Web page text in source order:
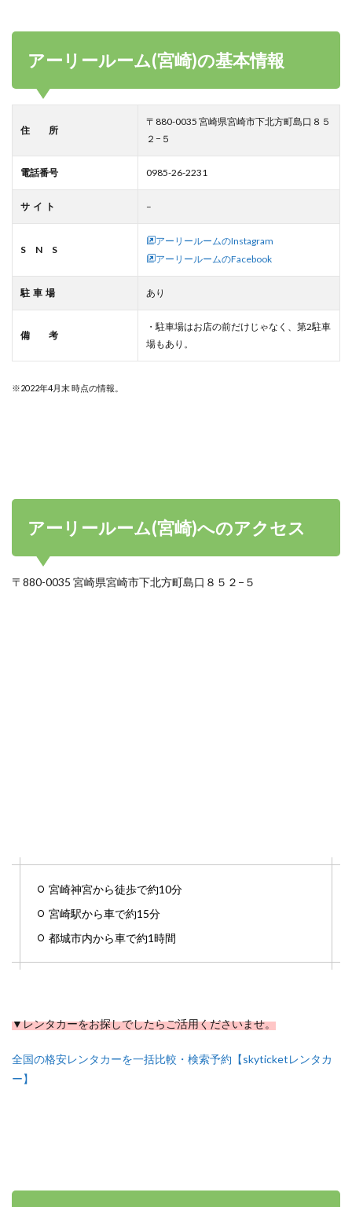
アーリールーム(宮崎)の基本情報
住 所
〒880-0035 宮崎県宮崎市下北方町島口８５
２−５
電話番号 0985-26-2231
サ イ ト –
S N S
アーリールームのInstagram
アーリールームのFacebook
駐 車 場 あり
備 考
・駐車場はお店の前だけじゃなく、第2駐車
場もあり。
※2022年4月末 時点の情報。
アーリールーム(宮崎)へのアクセス
〒880-0035 宮崎県宮崎市下北方町島口８５２−５
宮崎神宮から徒歩で約10分
宮崎駅から車で約15分
都城市内から車で約1時間
▼レンタカーをお探しでしたらご活用くださいませ。
全国の格安レンタカーを一括比較・検索予約【skyticketレンタカ
ー】